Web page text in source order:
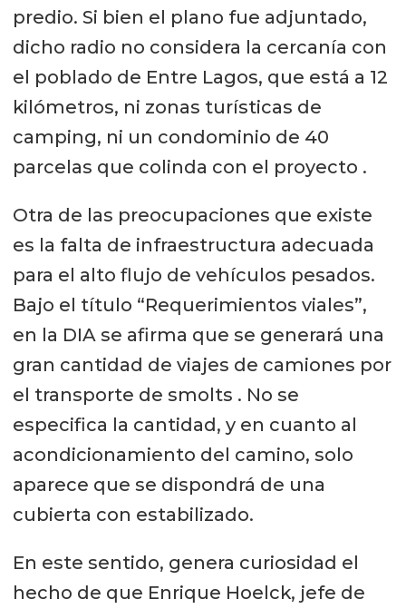
predio. Si bien el plano fue adjuntado,
dicho radio no considera la cercanía con
el poblado de Entre Lagos, que está a 12
kilómetros, ni zonas turísticas de
camping, ni un condominio de 40
parcelas que colinda con el proyecto .
Otra de las preocupaciones que existe
es la falta de infraestructura adecuada
para el alto flujo de vehículos pesados.
Bajo el título “Requerimientos viales”,
en la DIA se afirma que se generará una
gran cantidad de viajes de camiones por
el transporte de smolts . No se
especifica la cantidad, y en cuanto al
acondicionamiento del camino, solo
aparece que se dispondrá de una
cubierta con estabilizado.
En este sentido, genera curiosidad el
hecho de que Enrique Hoelck, jefe de